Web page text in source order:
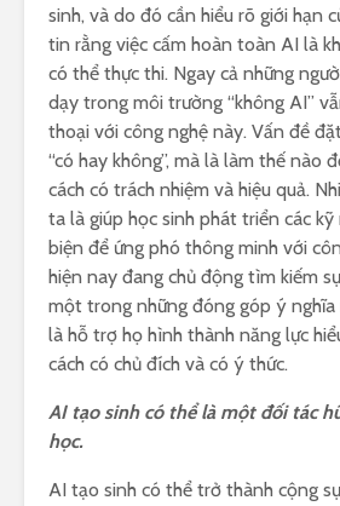
sinh, và do đó cần hiểu rõ giới hạn
tin rằng việc cấm hoàn toàn AI là
có thể thực thi. Ngay cả những
dạy trong môi trường “không AI”
thoại với công nghệ này. Vấn đề
“có hay không”, mà là làm thế nào
cách có trách nhiệm và hiệu quả.
ta là giúp học sinh phát triển các
biện để ứng phó thông minh với
hiện nay đang chủ động tìm kiếm
một trong những đóng góp ý nghĩa
là hỗ trợ họ hình thành năng lực
cách có chủ đích và có ý thức.
AI tạo sinh có thể là một đối tác
học.
AI tạo sinh có thể trở thành cộng